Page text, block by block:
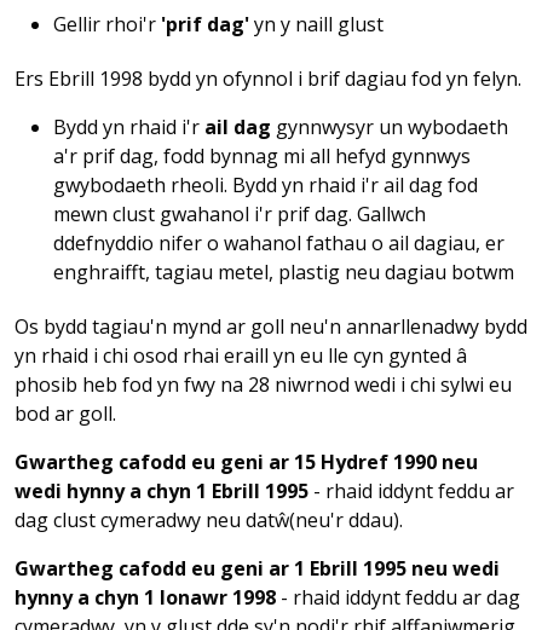
Gellir rhoi'r 'prif dag'yn y naill glust
Ers Ebrill 1998 bydd yn ofynnol i brif dagiau fod yn felyn.
Bydd yn rhaid i'r ail dag gynnwysyr un wybodaeth
a'r prif dag, fodd bynnag mi all hefyd gynnwys
gwybodaeth rheoli. Bydd yn rhaid i'r ail dag fod
mewn clust gwahanol i'r prif dag. Gallwch
ddefnyddio nifer o wahanol fathau o ail dagiau, er
enghraifft, tagiau metel, plastig neu dagiau botwm
Os bydd tagiau'n mynd ar goll neu'n annarllenadwy bydd
yn rhaid i chi osod rhai eraill yn eu lle cyn gynted â
phosib heb fod yn fwy na 28 niwrnod wedi i chi sylwi eu
bod ar goll.
Gwartheg cafodd eu geni ar 15 Hydref 1990 neu
wedi hynny a chyn 1 Ebrill 1995 - rhaid iddynt feddu ar
dag clust cymeradwy neu datŵ(neu'r ddau).
Gwartheg cafodd eu geni ar 1 Ebrill 1995 neu wedi
hynny a chyn 1 Ionawr 1998 - rhaid iddynt feddu ar dag